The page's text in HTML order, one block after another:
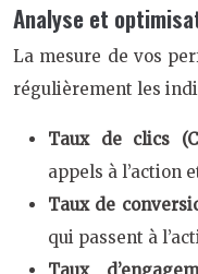
Analyse et
La mesure de vos
régulièrement les
Taux de clics
appels à l’action
Taux de
qui passent à